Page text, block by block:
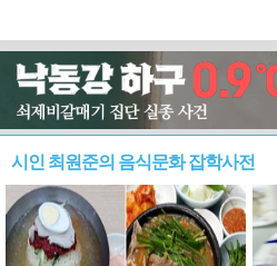
시인 최원준의 음식문화 잡학사전